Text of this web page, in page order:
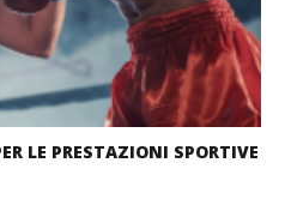
LE PRESTAZIONI SPORTIVE